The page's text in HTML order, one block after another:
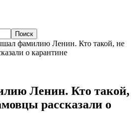
фамилию Ленин. Кто такой, не
о карантине
Ленин. Кто такой,
рассказали о